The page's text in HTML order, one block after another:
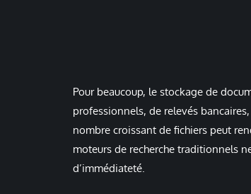
Pour beaucoup, le stockage de
professionnels, de relevés
nombre croissant de fichiers peut
moteurs de recherche traditionnels
d’immédiateté.